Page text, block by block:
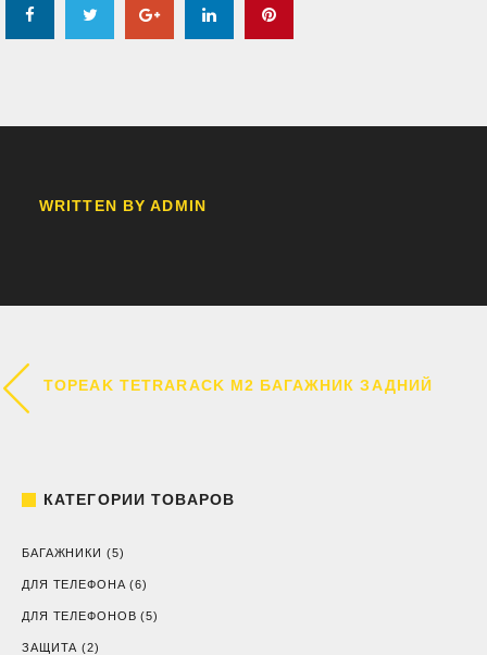
Facebook Twitter Google+ LinkedIn
WRITTEN BYADMIN
НАВИГАЦИЯ
ПО
TOPEAK TETRARACK M2 БАГАЖНИК ЗАДНИЙ
КАТЕГОРИИ ТОВАРОВ
БАГАЖНИКИ (5)
ДЛЯ ТЕЛЕФОНА (6)
ДЛЯ ТЕЛЕФОНОВ (5)
ЗАЩИТА (2)